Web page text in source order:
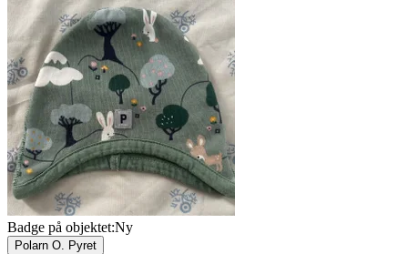
Badge på objektet:Ny
Polarn O. Pyret